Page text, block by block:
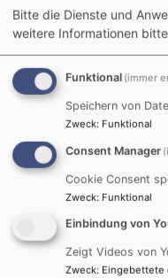
Gottesdienst am
Pfingstmontag
Gottesdienst und beim
Ob bei gutem Wetter
Bitte die Dienste und
weitere Informationen
Funktional (immer
Speichern von
Zweck: Funktional
Consent Manager
Cookie Consent
Zweck: Funktional
Einbindung von
Zeigt Videos von
Zweck: Eingebettete